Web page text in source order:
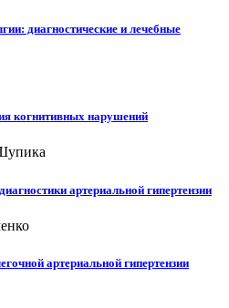
диагностические и лечебные
когнитивных нарушений
артериальной гипертензии
артериальной гипертензии